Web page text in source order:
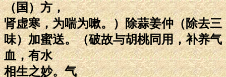
（国）方，
肾虚寒，为喘为嗽。）除蒜姜仲（除去三
味）加蜜送。（破故与胡桃同用，补养气
血，有水
相生之妙。气